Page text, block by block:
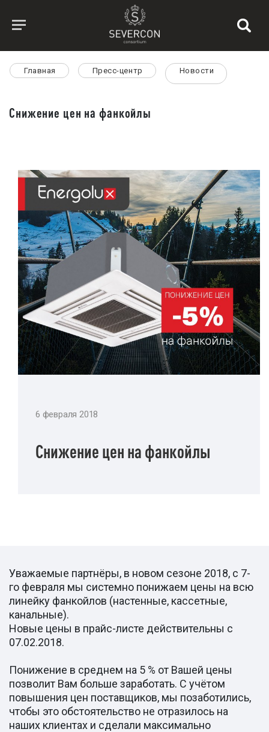
Главная Пресс-центр Новости
Снижение цен на фанкойлы
6 февраля 2018
Снижение цен на фанкойлы
Уважаемые партнёры, в новом сезоне 2018, с 7-
го февраля мы системно понижаем цены на всю
линейку фанкойлов (настенные, кассетные,
канальные).
Новые цены в прайс-листе действительны с
07.02.2018.
Понижение в среднем на 5 % от Вашей цены
позволит Вам больше заработать. С учётом
повышения цен поставщиков, мы позаботились,
чтобы это обстоятельство не отразилось на
наших клиентах и сделали максимально